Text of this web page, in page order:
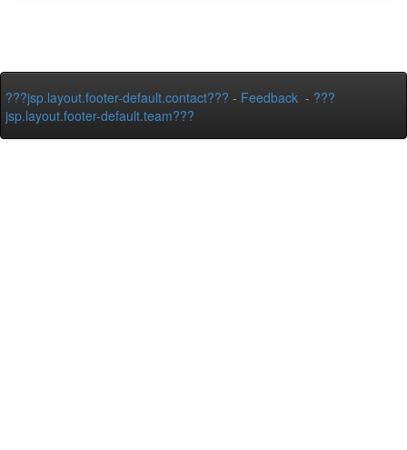
???jsp.layout.footer-default.contact??? - Feedback - ???
jsp.layout.footer-default.team???